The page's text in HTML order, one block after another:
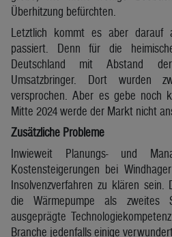
Überhitzung befürchten.
Letztlich kommt es aber darauf
passiert. Denn für die
Deutschland mit Abstand
Umsatzbringer. Dort wurden
versprochen. Aber es gebe noch
Mitte 2024 werde der Markt nicht
Zusätzliche Probleme
Inwieweit Planungs- und
Kostensteigerungen bei
Insolvenzverfahren zu klären sein.
die Wärmepumpe als zweites
ausgeprägte
Branche jedenfalls einige